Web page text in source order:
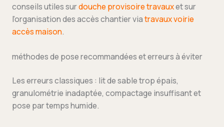
conseils utiles surdouche provisoire travauxet sur
l’organisation des accès chantier viatravaux voirie
accès maison.
méthodes de pose recommandées et erreurs à éviter
Les erreurs classiques : lit de sable trop épais,
granulométrie inadaptée, compactage insuffisant et
pose par temps humide.